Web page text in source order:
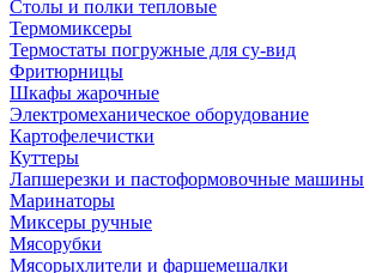
Столы и полки тепловые
Термомиксеры
Термостаты погружные для су-вид
Фритюрницы
Шкафы жарочные
Электромеханическое оборудование
Картофелечистки
Куттеры
Лапшерезки и пастоформовочные машины
Маринаторы
Миксеры ручные
Мясорубки
Мясорыхлители и фаршемешалки